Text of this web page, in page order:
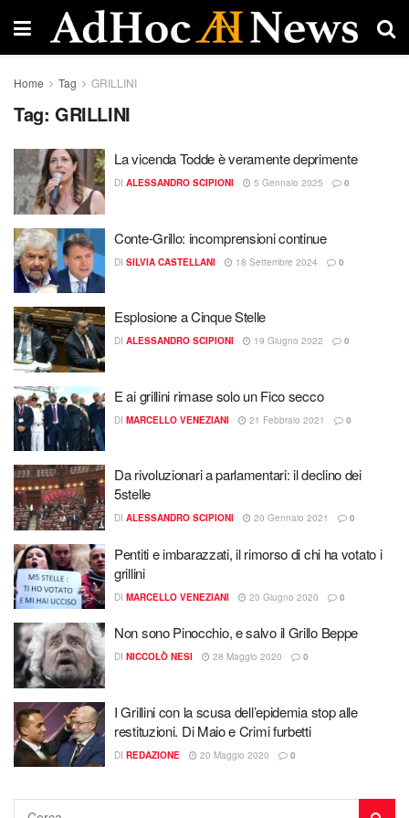
Home Tag GRILLINI
Tag: GRILLINI
La vicenda Todde è veramente deprimente
DI ALESSANDRO SCIPIONI 5 Gennaio 2025 0
Conte-Grillo: incomprensioni continue
DI SILVIA CASTELLANI 18 Settembre 2024 0
Esplosione a Cinque Stelle
DI ALESSANDRO SCIPIONI 19 Giugno 2022 0
E ai grillini rimase solo un Fico secco
DI MARCELLO VENEZIANI 21 Febbraio 2021 0
Da rivoluzionari a parlamentari: il declino dei
5stelle
DI ALESSANDRO SCIPIONI 20 Gennaio 2021 0
Pentiti e imbarazzati, il rimorso di chi ha votato i
grillini
DI MARCELLO VENEZIANI 20 Giugno 2020 0
Non sono Pinocchio, e salvo il Grillo Beppe
DI NICCOLÒ NESI 28 Maggio 2020 0
I Grillini con la scusa dell’epidemia stop alle
restituzioni. Di Maio e Crimi furbetti
DI REDAZIONE 20 Maggio 2020 0